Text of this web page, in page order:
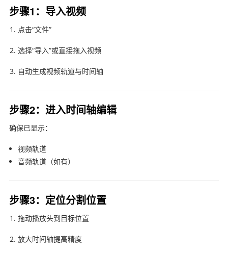
步骤1：导入视频
点击“文件”
选择“导入”或直接拖入视频
自动生成视频轨道与时间轴
步骤2：进入时间轴编辑
确保已显示：
视频轨道
音频轨道（如有）
步骤3：定位分割位置
拖动播放头到目标位置
放大时间轴提高精度